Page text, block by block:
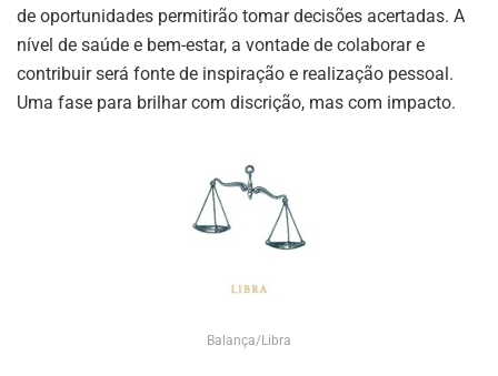
de oportunidades permitirão tomar decisões acertadas. A
nível de saúde e bem-estar, a vontade de colaborar e
contribuir será fonte de inspiração e realização pessoal.
Uma fase para brilhar com discrição, mas com impacto.
Balança/Libra